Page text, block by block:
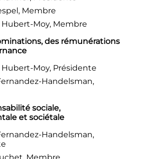
Membre
Hubert-Moy, Membre
des rémunérations
Moy, Présidente
Handelsman,
sociale,
et sociétale
Handelsman,